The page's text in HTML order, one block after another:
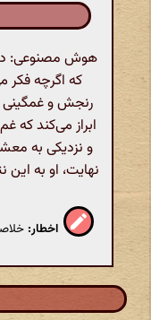
هوش مصنوعی: در
که اگرچه فکر
رنجش و غمگینی
ابراز می‌کند که
و نزدیکی به
نهایت، او به
اخطار: